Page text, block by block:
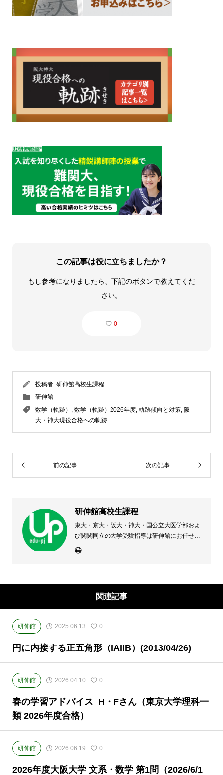
この記事は役に立ちましたか？
もし参考になりましたら、下記のボタンで教えてくだ
さい。
0
投稿者: 研伸館高校生課程
研伸館
数学（軌跡） , 数学（軌跡）2026年度, 軌跡傾向と対策, 阪
大・神大現役合格への軌跡
前の記事 次の記事
研伸館高校生課程
東大・京大・阪大・神大・国公立大医学部およ
び関関同立の大学受験指導は研伸館にお任せく
ださい。 大阪(上本町・天王寺・豊中)・兵庫
関連記事
研伸館 2025.06.13 0
円に内接する正五角形（IAIIB）(2013/04/26)
研伸館 2026.04.10 0
春の学習アドバイス_H・Fさん（東京大学理科一
類 2026年度合格）
研伸館 2026.06.19 0
2026年度大阪大学 文系・数学 第1問（2026/6/1